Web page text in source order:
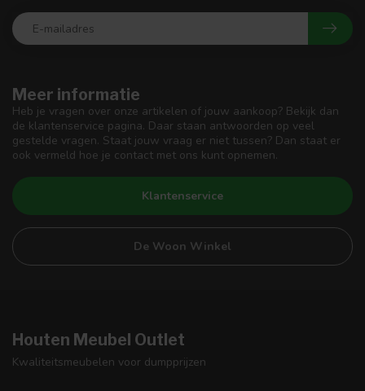
Meer informatie
Heb je vragen over onze artikelen of jouw aankoop? Bekijk dan
de klantenservice pagina. Daar staan antwoorden op veel
gestelde vragen. Staat jouw vraag er niet tussen? Dan staat er
ook vermeld hoe je contact met ons kunt opnemen.
Klantenservice
De Woon Winkel
Houten Meubel Outlet
Kwaliteitsmeubelen voor dumpprijzen